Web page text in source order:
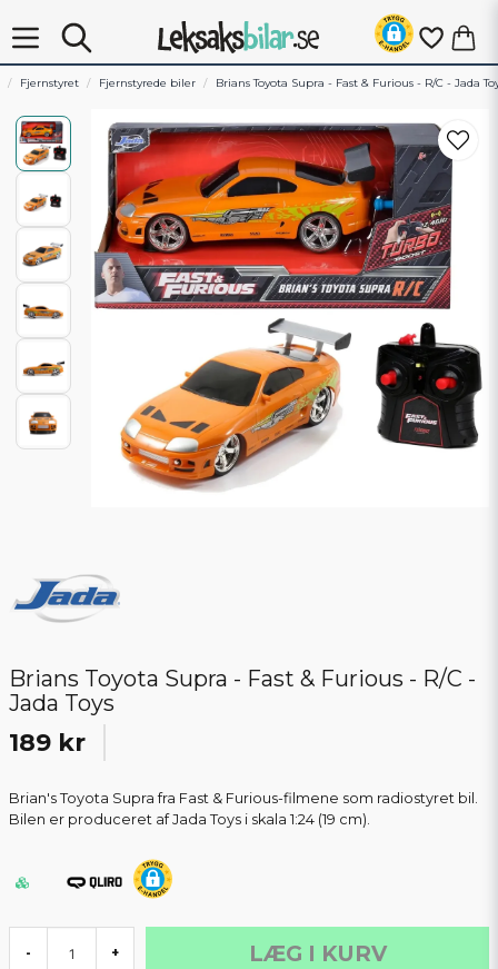
Fjernstyret Fjernstyrede biler Brians Toyota Supra - Fast & Furious - R/C - Jada
Brians Toyota Supra - Fast & Furious - R/C -
Jada Toys
189 kr
Brian's Toyota Supra fra Fast & Furious-filmene som radiostyret bil.
Bilen er produceret af Jada Toys i skala 1:24 (19 cm).
- + LÆG I KURV